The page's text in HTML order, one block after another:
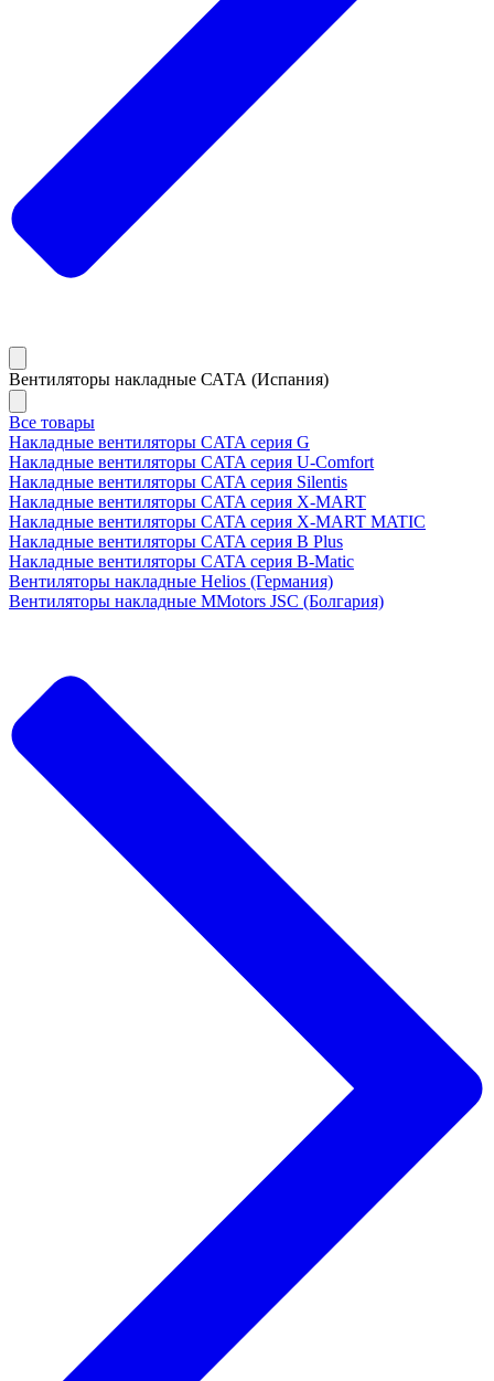
Вентиляторы накладные САТА (Испания)
Все товары
Накладные вентиляторы CATA серия G
Накладные вентиляторы CATA серия U-Comfort
Накладные вентиляторы CATA серия Silentis
Накладные вентиляторы CATA серия X-MART
Накладные вентиляторы CATA серия X-MART MATIC
Накладные вентиляторы CATA серия B Plus
Накладные вентиляторы CATA серия B-Matic
Вентиляторы накладные Helios (Германия)
Вентиляторы накладные MMotors JSC (Болгария)